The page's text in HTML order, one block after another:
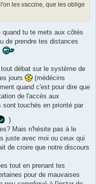
les vaccine, que les oblige
tu te mets aux côtés
de prendre tes distances
débat sur le système de
jours
(médécins
quand c'est pour dire que
de l'accès aux
touchés en priorité par
)
Mais n'hésite pas à le
juste avec moi ou ceux qui
de croire que notre discours
tout en prenant tes
pour de mauvaises